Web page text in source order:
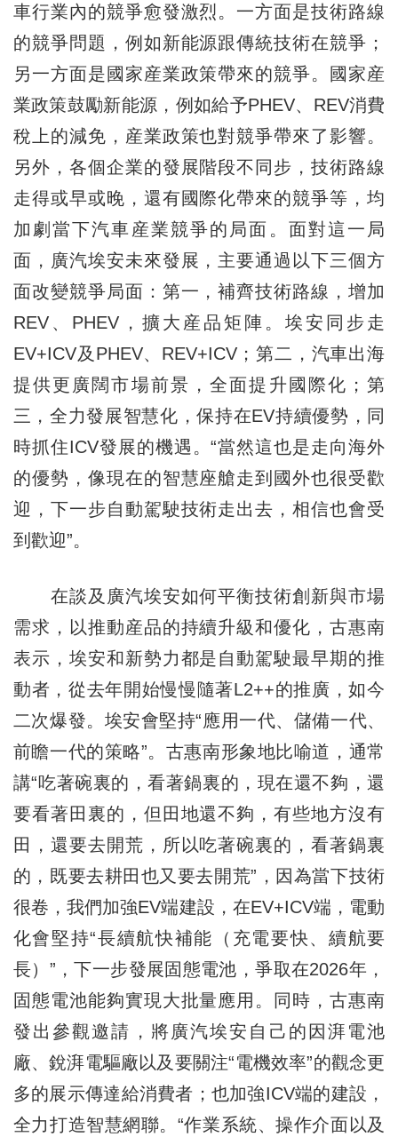
車行業內的競爭愈發激烈。一方面是技術路線
的競爭問題，例如新能源跟傳統技術在競爭；
另一方面是國家産業政策帶來的競爭。國家産
業政策鼓勵新能源，例如給予PHEV、REV消費
稅上的減免，産業政策也對競爭帶來了影響。
另外，各個企業的發展階段不同步，技術路線
走得或早或晚，還有國際化帶來的競爭等，均
加劇當下汽車産業競爭的局面。面對這一局
面，廣汽埃安未來發展，主要通過以下三個方
面改變競爭局面：第一，補齊技術路線，增加
REV、PHEV，擴大産品矩陣。埃安同步走
EV+ICV及PHEV、REV+ICV；第二，汽車出海
提供更廣闊市場前景，全面提升國際化；第
三，全力發展智慧化，保持在EV持續優勢，同
時抓住ICV發展的機遇。“當然這也是走向海外
的優勢，像現在的智慧座艙走到國外也很受歡
迎，下一步自動駕駛技術走出去，相信也會受
到歡迎”。
在談及廣汽埃安如何平衡技術創新與市場
需求，以推動産品的持續升級和優化，古惠南
表示，埃安和新勢力都是自動駕駛最早期的推
動者，從去年開始慢慢隨著L2++的推廣，如今
二次爆發。埃安會堅持“應用一代、儲備一代、
前瞻一代的策略”。古惠南形象地比喻道，通常
講“吃著碗裏的，看著鍋裏的，現在還不夠，還
要看著田裏的，但田地還不夠，有些地方沒有
田，還要去開荒，所以吃著碗裏的，看著鍋裏
的，既要去耕田也又要去開荒”，因為當下技術
很卷，我們加強EV端建設，在EV+ICV端，電動
化會堅持“長續航快補能（充電要快、續航要
長）”，下一步發展固態電池，爭取在2026年，
固態電池能夠實現大批量應用。同時，古惠南
發出參觀邀請，將廣汽埃安自己的因湃電池
廠、銳湃電驅廠以及要關注“電機效率”的觀念更
多的展示傳達給消費者；也加強ICV端的建設，
全力打造智慧網聯。“作業系統、操作介面以及